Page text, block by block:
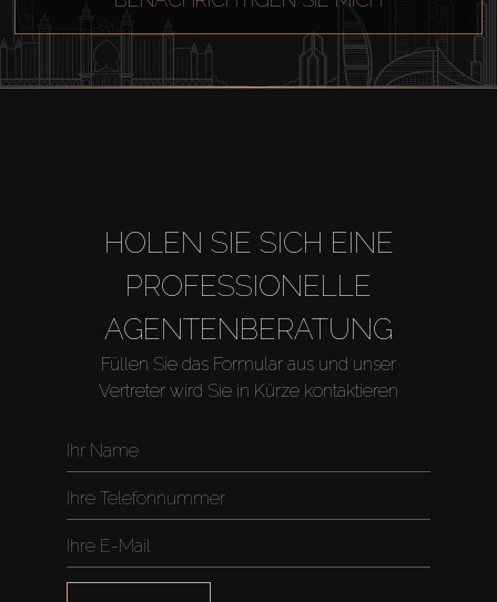
Verkaufen
Off-Plan
Agenten
About Us
HOLEN SIE SICH EINE
PROFESSIONELLE
AGENTENBERATUNG
Füllen Sie das Formular aus und unser
Vertreter wird Sie in Kürze kontaktieren